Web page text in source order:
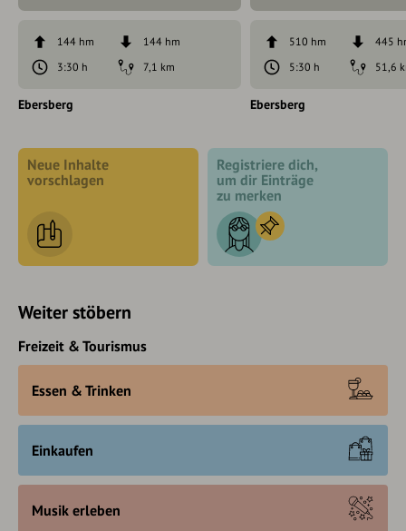
144 hm
144 hm
3:30 h
7,1 km
Ebersberg
510 hm
445
5:30 h
51,6
Ebersberg
Neue Inhalte
vorschlagen
Registriere dich,
um dir Einträge
zu merken
Weiter stöbern
Freizeit & Tourismus
Essen & Trinken
Einkaufen
Musik erleben